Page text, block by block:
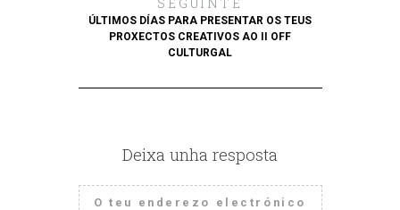
ÚLTIMOS DÍAS PARA PRESENTAR OS TEUS
PROXECTOS CREATIVOS AO II OFF
CULTURGAL
Deixa unha resposta
O teu enderezo electrónico